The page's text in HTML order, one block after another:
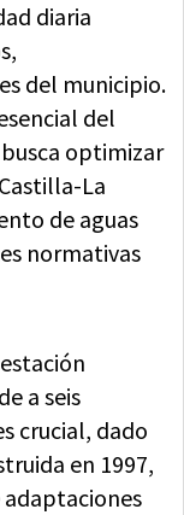
diaria
del municipio.
del
optimizar
La
de aguas
normativas
a seis
crucial, dado
en 1997,
adaptaciones